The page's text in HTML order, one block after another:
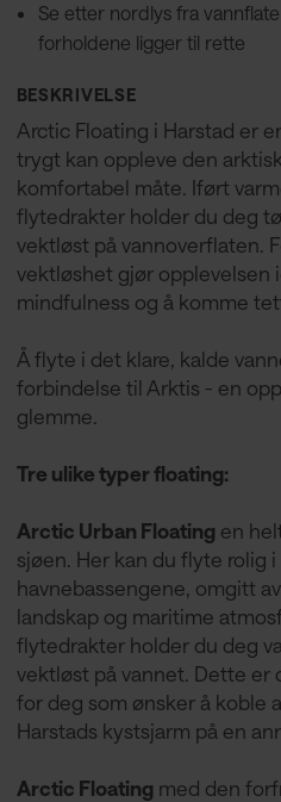
Se etter nordlys fra
forholdene ligger til rette
BESKRIVELSE
Arctic Floating i Harstad er
trygt kan oppleve den
komfortabel måte. Iført
flytedrakter holder du deg
vektløst på vannoverflaten.
vektløshet gjør opplevelsen
mindfulness og å komme
Å flyte i det klare, kalde
forbindelse til Arktis - en
glemme.
Tre ulike typer floating:
Arctic Urban Floating en
sjøen. Her kan du flyte rolig
havnebassengene, omgitt
landskap og maritime
flytedrakter holder du deg
vektløst på vannet. Dette
for deg som ønsker å koble
Harstads kystsjarm på en
Arctic Floating med den